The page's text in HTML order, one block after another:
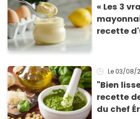
« Les 3
recette
Le 03/08/
"Bien
recette
du chef